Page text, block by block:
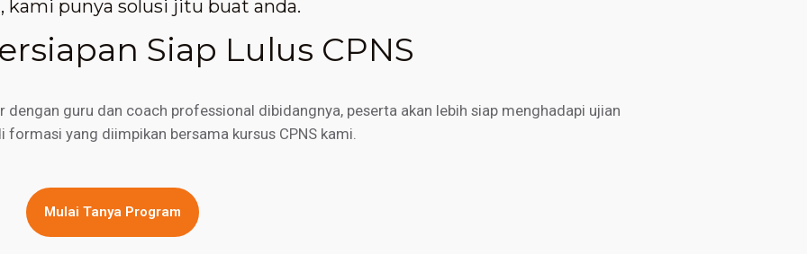
kami punya solusi jitu buat anda.
Siap Lulus CPNS
guru dan coach professional dibidangnya, peserta akan lebih siap menghadapi ujian
formasi yang diimpikan bersama kursus CPNS kami.
Mulai Tanya Program